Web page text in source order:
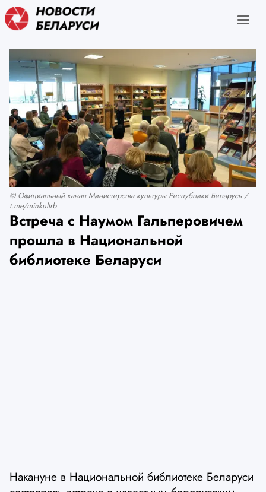
© Официальный канал Министерства культуры Республики Беларусь /
t.me/minkultrb
Встреча с Наумом Гальперовичем
прошла в Национальной
библиотеке Беларуси
Накануне в Национальной библиотеке Беларуси